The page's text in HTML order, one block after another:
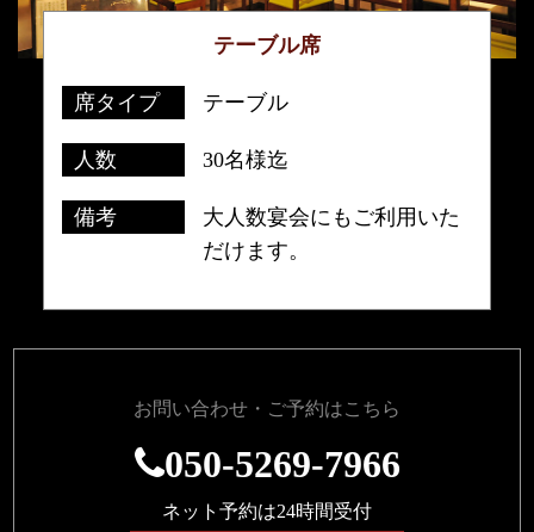
テーブル席
席タイプ テーブル
人数 30名様迄
備考
大人数宴会にもご利用いた
だけます。
お問い合わせ・ご予約はこちら
050-5269-7966
ネット予約は24時間受付